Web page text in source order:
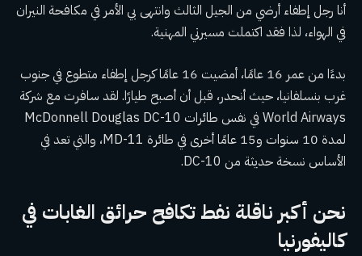
أنا رجل إطفاء أرضي من الجيل الثالث وانتهى بي الأمر في مكافحة النيران
في الهواء، لذا فقد اكتملت مسيرتي المهنية.
بدءًا من عمر 16 عامًا، أمضيت 16 عامًا كرجل إطفاء متطوع في جنوب
غرب بنسلفانيا، حيث أنحدر، قبل أن أصبح طيارًا. لقد سافرت مع شركة
World Airways في نفس طائرات McDonnell Douglas DC-10
لمدة 10 سنوات و15 عامًا أخرى في طائرة MD-11، والتي تعد في
الأساس نسخة حديثة من DC-10.
نحن أكبر ناقلة نفط تكافح حرائق الغابات في
كاليفورنيا